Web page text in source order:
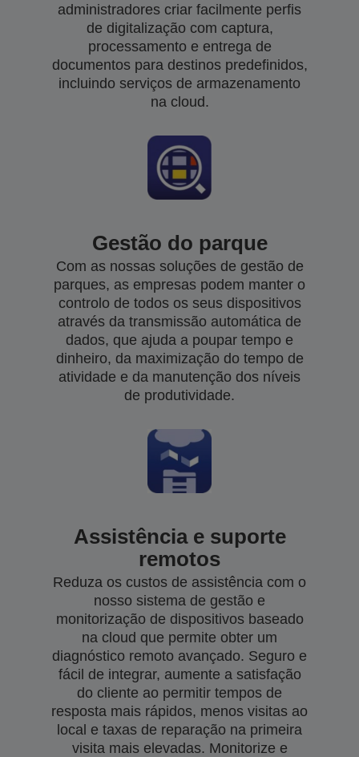
administradores criar facilmente perfis
de digitalização com captura,
processamento e entrega de
documentos para destinos predefinidos,
incluindo serviços de armazenamento
na cloud.
Gestão do parque
Com as nossas soluções de gestão de
parques, as empresas podem manter o
controlo de todos os seus dispositivos
através da transmissão automática de
dados, que ajuda a poupar tempo e
dinheiro, da maximização do tempo de
atividade e da manutenção dos níveis
de produtividade.
Assistência e suporte
remotos
Reduza os custos de assistência com o
nosso sistema de gestão e
monitorização de dispositivos baseado
na cloud que permite obter um
diagnóstico remoto avançado. Seguro e
fácil de integrar, aumente a satisfação
do cliente ao permitir tempos de
resposta mais rápidos, menos visitas ao
local e taxas de reparação na primeira
visita mais elevadas. Monitorize e